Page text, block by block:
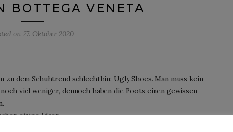
BOTTEGA VENETA
on 27. Oktober 2020
zu dem Schuhtrend schlechthin: Ugly Shoes. Man muss kein
viel weniger, dennoch haben die Boots einen gewissen
einige Ideen …